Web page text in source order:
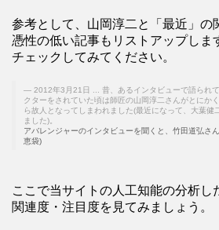
参考として、山岡淳二と「最近」の
憑性の低い記事もリストアップしま
チェックしてみてください。
2012年3月21日 ... 昔、あるインタビューで語られ
クターをされていた頃は師匠の山岡淳二さんがとにか
ら故人となってしまわれました(最近になって、大葉健
ました)。
アバレンジャーのインタビューを聞くと、竹田道弘さ
恵袋)
ここで当サイトの人工知能の分析し
関連度・注目度を見てみましょう。